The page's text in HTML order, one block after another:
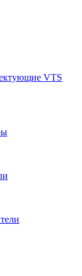
VTS